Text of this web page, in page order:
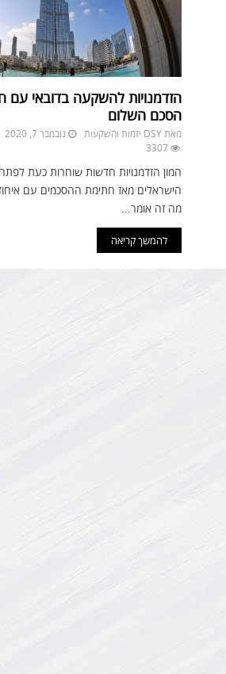
הזדמנויות להשקעה בדובאי עם
הסכם השלום
מאתDSY יזמות והשקעות נובמבר 7, 2020
3307
המון הזדמנויות חדשות שוחרות כעת
הישראלים מאז חתימת ההסכמים עם
מה זה אומר...
להמשך קריאה